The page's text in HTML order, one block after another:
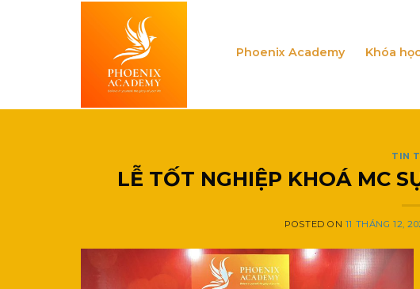
Phoenix Academy Khóa
TIN
LỄ TỐT NGHIỆP KHOÁ MC
POSTED ON 11 THÁNG 12,